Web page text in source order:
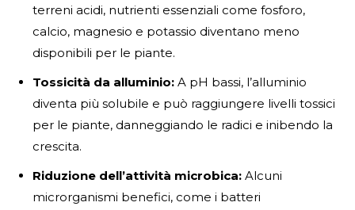
terreni acidi, nutrienti essenziali come fosforo,
calcio, magnesio e potassio diventano meno
disponibili per le piante.
Tossicità da alluminio: A pH bassi, l’alluminio
diventa più solubile e può raggiungere livelli tossici
per le piante, danneggiando le radici e inibendo la
crescita.
Riduzione dell’attività microbica: Alcuni
microrganismi benefici, come i batteri